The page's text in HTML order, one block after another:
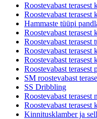
Roostevabast
Roostevabast terasest
Hammaste tüüpi
Roostevabast
Roostevabast terasest
Roostevabast terasest
Roostevabast terasest
Roostevabast terasest
SM roostevabast
SS Dribbling
Roostevabast terasest
Roostevabast terasest
Kinnitusklamber ja